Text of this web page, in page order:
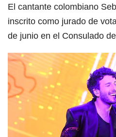
El cantante colombiano
inscrito como jurado de
de junio en el Consulado